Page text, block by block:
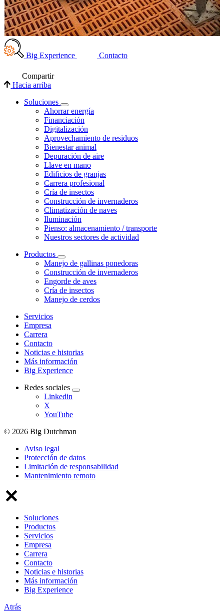
Big Experience Contacto
Compartir
Hacia arriba
Soluciones
Ahorrar energía
Financiación
Digitalización
Aprovechamiento de residuos
Bienestar animal
Depuración de aire
Llave en mano
Edificios de granjas
Carrera profesional
Cría de insectos
Construcción de invernaderos
Climatización de naves
Iluminación
Pienso: almacenamiento / transporte
Nuestros sectores de actividad
Productos
Manejo de gallinas ponedoras
Construcción de invernaderos
Engorde de aves
Cría de insectos
Manejo de cerdos
Servicios
Empresa
Carrera
Contacto
Noticias e historias
Más información
Big Experience
Redes sociales
Linkedin
X
YouTube
© 2026 Big Dutchman
Aviso legal
Protección de datos
Limitación de responsabilidad
Mantenimiento remoto
Soluciones
Productos
Servicios
Empresa
Carrera
Contacto
Noticias e historias
Más información
Big Experience
Atrás